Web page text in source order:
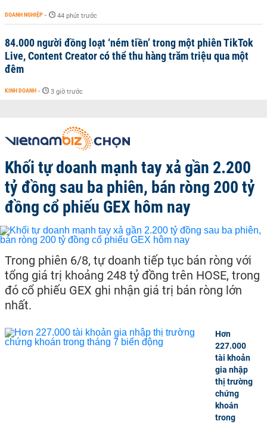
DOANH NGHIỆP - 44 phút trước
84.000 người đồng loạt ‘ném tiền’ trong một phiên TikTok
Live, Content Creator có thể thu hàng trăm triệu qua một
đêm
KINH DOANH - 3 giờ trước
Khối tự doanh mạnh tay xả gần 2.200
tỷ đồng sau ba phiên, bán ròng 200 tỷ
đồng cổ phiếu GEX hôm nay
Trong phiên 6/8, tự doanh tiếp tục bán ròng với
tổng giá trị khoảng 248 tỷ đồng trên HOSE, trong
đó cổ phiếu GEX ghi nhận giá trị bán ròng lớn
nhất.
Hơn
227.000
tài khoản
gia nhập
thị trường
chứng
khoán
trong